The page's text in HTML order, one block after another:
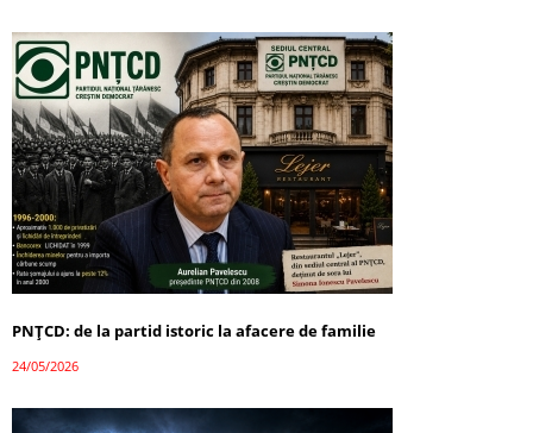
PNȚCD: de la partid istoric la afacere de familie
24/05/2026